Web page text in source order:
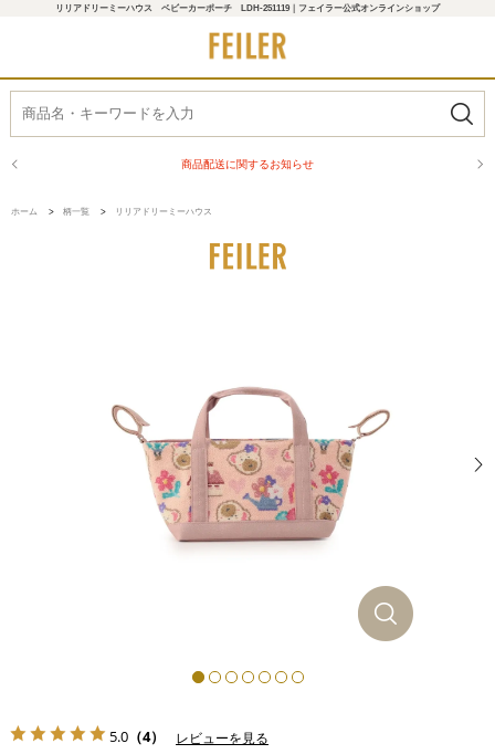
リリアドリーミーハウス ベビーカーポーチ LDH-251119｜フェイラー公式オンラインショップ
商品配送に関するお知らせ
ホーム > 柄一覧 > リリアドリーミーハウス
5.0 （4） レビューを見る